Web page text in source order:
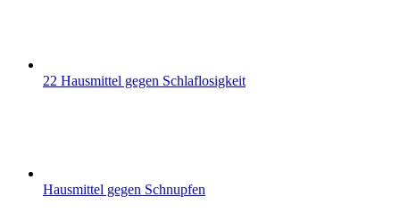
22 Hausmittel gegen Schlaflosigkeit
Hausmittel gegen Schnupfen